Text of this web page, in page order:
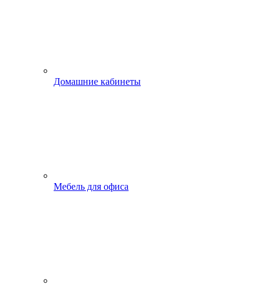
Домашние кабинеты
Мебель для офиса